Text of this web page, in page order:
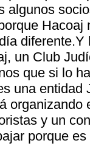
algunos
un Club
que si lo
una entidad
organizando
y un
porque